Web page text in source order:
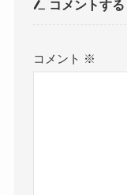
コメントする
コメント ※